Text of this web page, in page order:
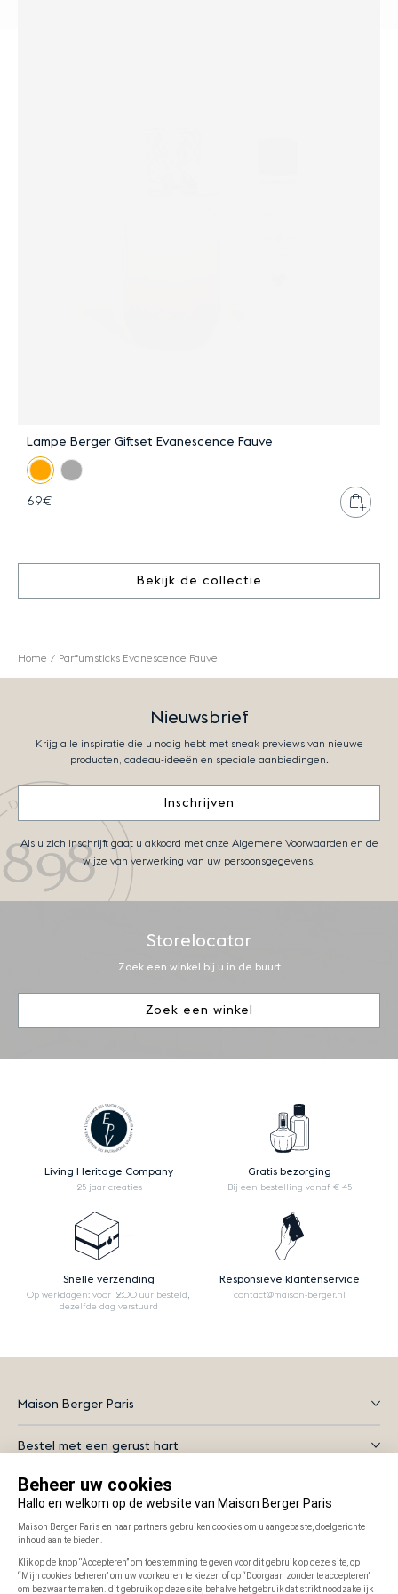
Lampe Berger Giftset Evanescence Fauve
69€
Bekijk de collectie
Home Parfumsticks Evanescence Fauve
Nieuwsbrief
Krijg alle inspiratie die u nodig hebt met sneak previews van nieuwe
producten, cadeau-ideeën en speciale aanbiedingen.
Inschrijven
Als u zich inschrijft gaat u akkoord met onze Algemene Voorwaarden en de
wijze van verwerking van uw persoonsgegevens.
Storelocator
Zoek een winkel bij u in de buurt
Zoek een winkel
Living Heritage Company
125 jaar creaties
Gratis bezorging
Bij een bestelling vanaf € 45
Snelle verzending
Op werkdagen: voor 12:00 uur besteld,
dezelfde dag verstuurd
Responsieve klantenservice
contact@maison-berger.nl
Maison Berger Paris
Bestel met een gerust hart
Alles wat je moet weten